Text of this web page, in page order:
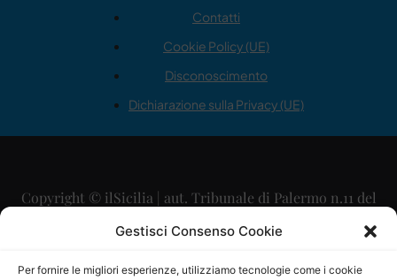
Gestisci Consenso Cookie
Per fornire le migliori esperienze, utilizziamo tecnologie come i cookie
Contatti
Cookie Policy (UE)
Disconoscimento
Dichiarazione sulla Privacy (UE)
Copyright © ilSicilia | aut. Tribunale di Palermo n.11 del
29/09/2015